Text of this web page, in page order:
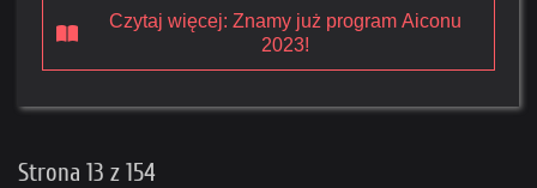
Czytaj więcej: Znamy już program Aiconu
2023!
Strona 13 z 154